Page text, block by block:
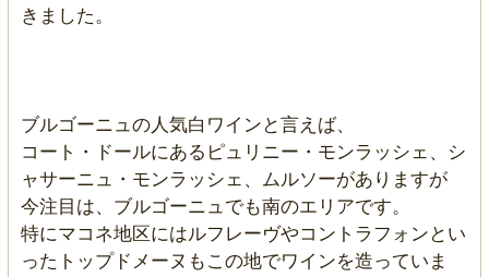
きました。
ブルゴーニュの人気白ワインと言えば、
コート・ドールにあるピュリニー・モンラッシェ、シ
ャサーニュ・モンラッシェ、ムルソーがありますが
今注目は、ブルゴーニュでも南のエリアです。
特にマコネ地区にはルフレーヴやコントラフォンとい
ったトップドメーヌもこの地でワインを造っていま